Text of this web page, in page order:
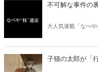
不可解な事件の
大人気連載「なべ
信じるか信じない
子猫の太郎が「